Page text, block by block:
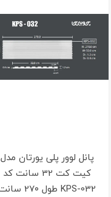
پانل لوور پلی یورتان مدل
کیت کت 32 سانت کد
KPS-032 طول 27۰ سانت